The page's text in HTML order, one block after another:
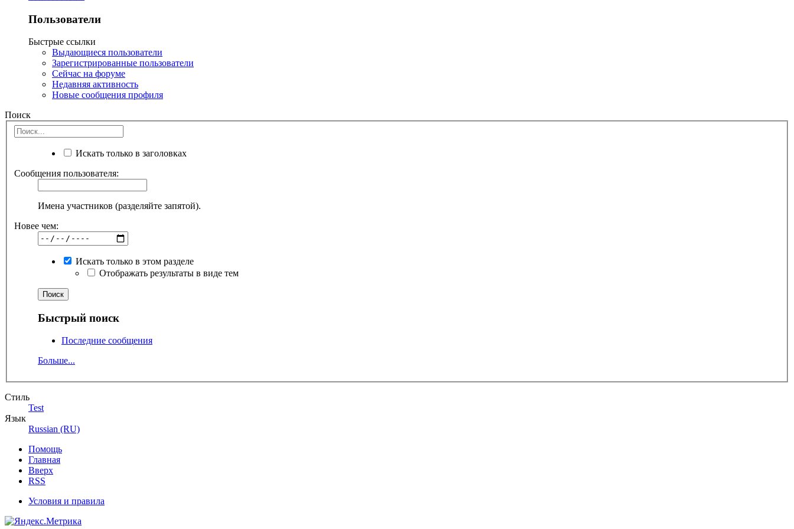
Пользователи
Быстрые ссылки
Выдающиеся пользователи
Зарегистрированные пользователи
Сейчас на форуме
Недавняя активность
Новые сообщения профиля
Поиск
Искать только в заголовках
Сообщения пользователя:
Имена участников (разделяйте запятой).
Новее чем:
Искать только в этом разделе
Отображать результаты в виде тем
Быстрый поиск
Последние сообщения
Больше...
Стиль
Test
Язык
Russian (RU)
Помощь
Главная
Вверх
RSS
Условия и правила